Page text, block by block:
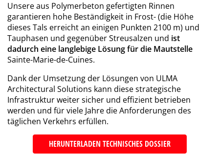
Unsere aus Polymerbeton gefertigten Rinnen
garantieren hohe Beständigkeit in Frost- (die Höhe
dieses Tals erreicht an einigen Punkten 2100 m) und
Tauphasen und gegenüber Streusalzen und ist
dadurch eine langlebige Lösung für die Mautstelle
Sainte-Marie-de-Cuines.
Dank der Umsetzung der Lösungen von ULMA
Architectural Solutions kann diese strategische
Infrastruktur weiter sicher und effizient betrieben
werden und für viele Jahre die Anforderungen des
täglichen Verkehrs erfüllen.
HERUNTERLADEN TECHNISCHES DOSSIER